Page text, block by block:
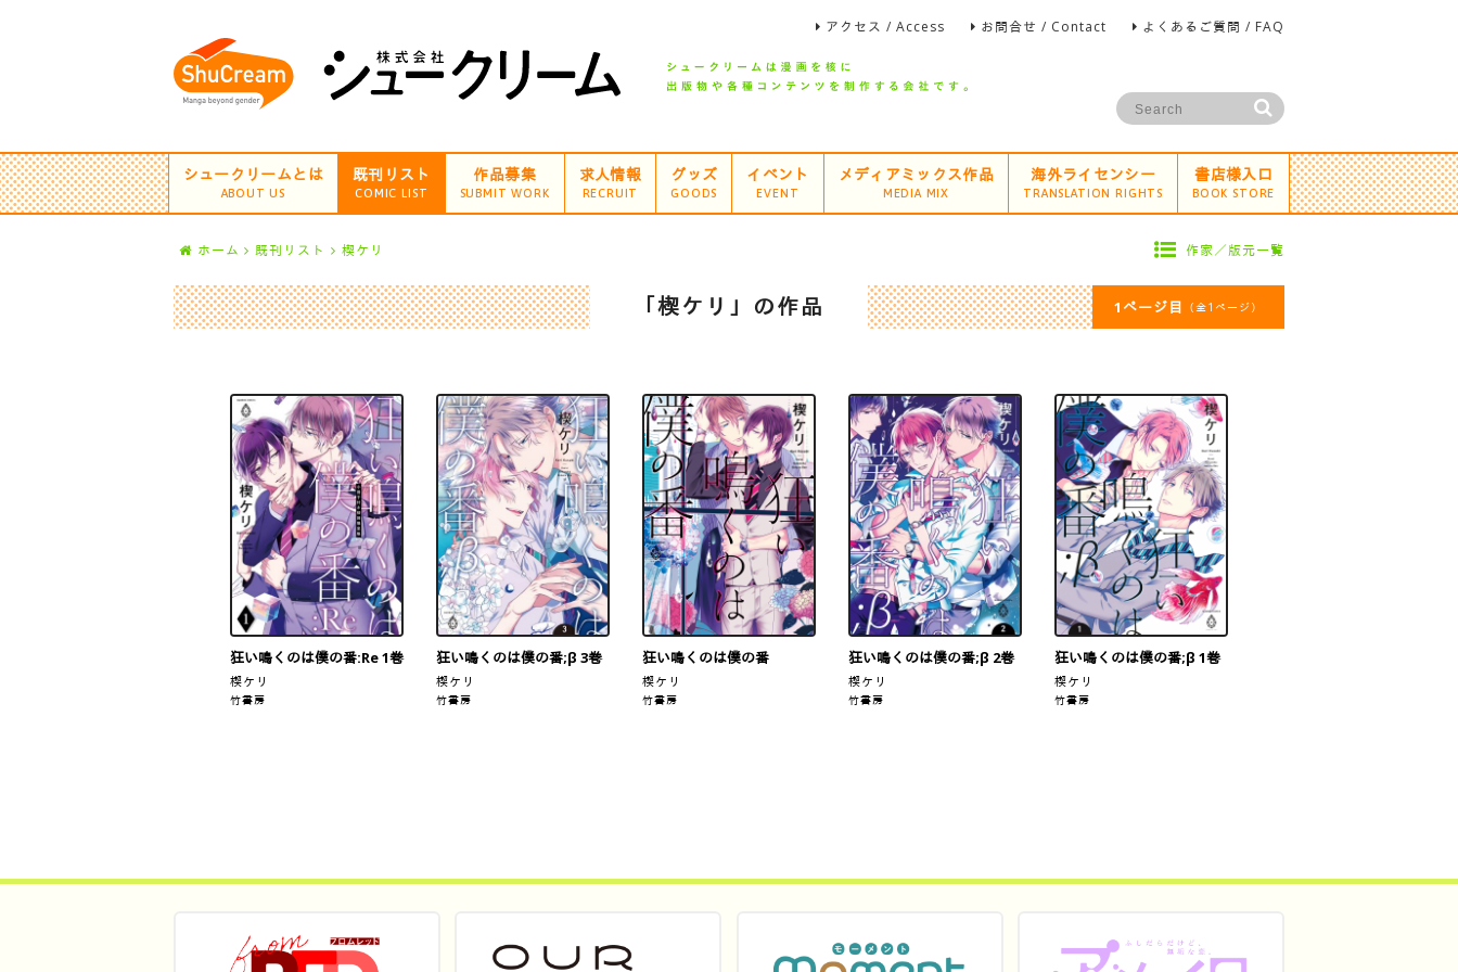
アクセス / Access お問合せ / Contact よくあるご質問 / FAQ
シュークリームとは
ABOUT US
既刊リスト
COMIC LIST
作品募集
SUBMIT WORK
求人情報
RECRUIT
グッズ
GOODS
イベント
EVENT
メディアミックス作品
MEDIA MIX
海外ライセンシー
TRANSLATION RIGHTS
書店様入口
BOOK STORE
ホーム 既刊リスト 楔ケリ 作家／版元一覧
「楔ケリ」の作品 1ページ目 （全1ページ）
狂い鳴くのは僕の番:Re 1巻
楔ケリ
竹書房
狂い鳴くのは僕の番;β 3巻
楔ケリ
竹書房
狂い鳴くのは僕の番
楔ケリ
竹書房
狂い鳴くのは僕の番;β 2巻
楔ケリ
竹書房
狂い鳴くのは僕の番;β 1巻
楔ケリ
竹書房